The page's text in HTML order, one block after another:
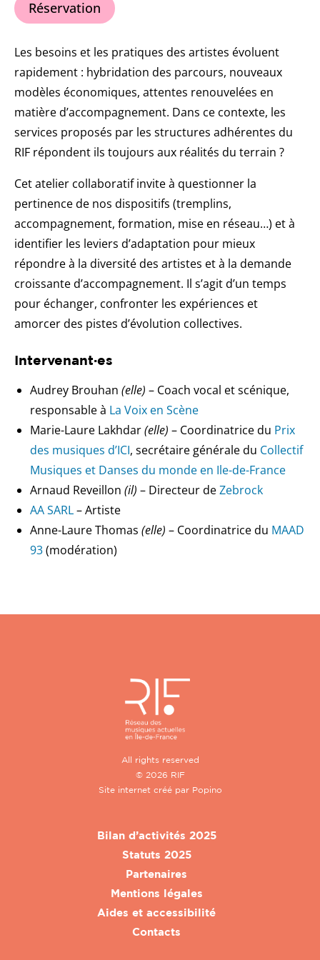
Réservation
Les besoins et les pratiques des artistes évoluent
rapidement : hybridation des parcours, nouveaux
modèles économiques, attentes renouvelées en
matière d’accompagnement. Dans ce contexte, les
services proposés par les structures adhérentes du
RIF répondent ils toujours aux réalités du terrain ?
Cet atelier collaboratif invite à questionner la
pertinence de nos dispositifs (tremplins,
accompagnement, formation, mise en réseau…) et à
identifier les leviers d’adaptation pour mieux
répondre à la diversité des artistes et à la demande
croissante d’accompagnement. Il s’agit d’un temps
pour échanger, confronter les expériences et
amorcer des pistes d’évolution collectives.
Intervenant·es
Audrey Brouhan (elle) – Coach vocal et scénique,
responsable à La Voix en Scène
Marie-Laure Lakhdar(elle) – Coordinatrice du Prix
des musiques d’ICI, secrétaire générale du Collectif
Musiques et Danses du monde en Ile-de-France
Arnaud Reveillon (il) – Directeur deZebrock
AA SARL– Artiste
Anne-Laure Thomas (elle) – Coordinatrice du MAAD
93(modération)
All rights reserved
© 2026 RIF
Site internet créé par Popino
Bilan d’activités 2025
Statuts 2025
Partenaires
Mentions légales
Aides et accessibilité
Contacts